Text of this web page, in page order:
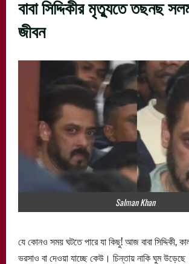
বাবা সিদ্দিকীর মৃত্যুতে তছনছ
জীবন
Salman Khan
যে কোনও সময় ঘটতে পারে যা কিছু! আজ বাবা সিদ্দিকী,
ভরসাও বা দেওয়া যাচ্ছে কেউ। চিন্তায় নাকি ঘুম